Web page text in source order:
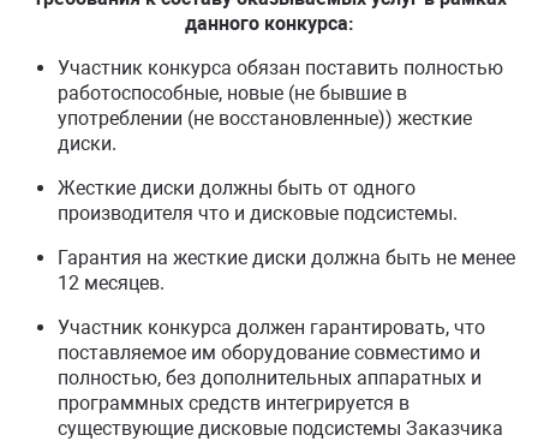
данного конкурса:
Участник конкурса обязан поставить полностью
работоспособные, новые (не бывшие в
употреблении (не восстановленные)) жесткие
диски.
Жесткие диски должны быть от одного
производителя что и дисковые подсистемы.
Гарантия на жесткие диски должна быть не менее
12 месяцев.
Участник конкурса должен гарантировать, что
поставляемое им оборудование совместимо и
полностью, без дополнительных аппаратных и
программных средств интегрируется в
существующие дисковые подсистемы Заказчика